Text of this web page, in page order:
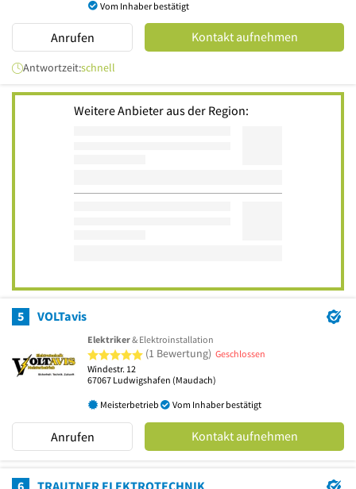
Vom Inhaber bestätigt
Anrufen Kontakt aufnehmen
Antwortzeit:schnell
Weitere Anbieter aus der Region:
5 VOLTavis
Elektriker& Elektroinstallation
5 von 5 Sternen
(1 Bewertung) Geschlossen
Windestr. 12
67067 Ludwigshafen (Maudach)
Meisterbetrieb Vom Inhaber bestätigt
Anrufen Kontakt aufnehmen
6 TRAUTNER ELEKTROTECHNIK